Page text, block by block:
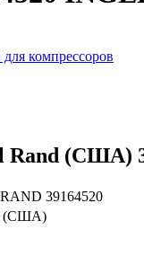
для компрессоров
Rand (США)
39164520
(США)